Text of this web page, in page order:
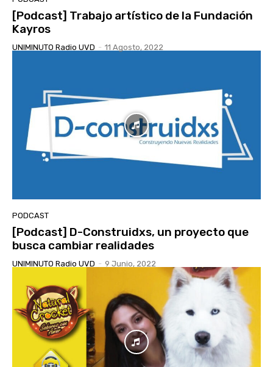
[Podcast] Trabajo artístico de la Fundación
Kayros
UNIMINUTO Radio UVD - 11 Agosto, 2022
PODCAST
[Podcast] D-Construidxs, un proyecto que
busca cambiar realidades
UNIMINUTO Radio UVD - 9 Junio, 2022